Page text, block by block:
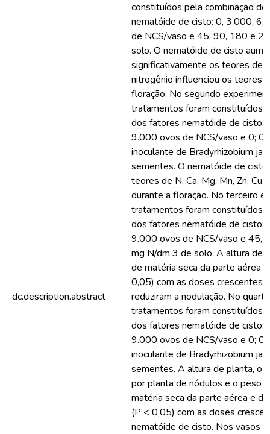
dc.description.abstract
constituídos pela combinação
nematóide de cisto: 0, 3.000,
de NCS/vaso e 45, 90, 180 e
solo. O nematóide de cisto
significativamente os teores de
nitrogênio influenciou os teores
floração. No segundo
tratamentos foram constituídos
dos fatores nematóide de cisto:
9.000 ovos de NCS/vaso e 0;
inoculante de Bradyrhizobium
sementes. O nematóide de
teores de N, Ca, Mg, Mn, Zn, Cu,
durante a floração. No terceiro
tratamentos foram constituídos
dos fatores nematóide de cisto:
9.000 ovos de NCS/vaso e 45,
mg N/dm 3 de solo. A altura de
de matéria seca da parte aérea
0,05) com as doses crescentes
reduziram a nodulação. No
tratamentos foram constituídos
dos fatores nematóide de cisto:
9.000 ovos de NCS/vaso e 0;
inoculante de Bradyrhizobium
sementes. A altura de planta, o
por planta de nódulos e o peso
matéria seca da parte aérea e da
(P < 0,05) com as doses
nematóide de cisto. Nos vasos